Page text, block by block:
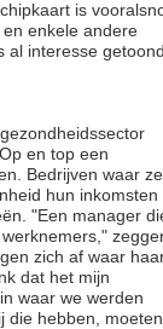
is
enkele andere
al interesse
en top een
Bedrijven waar ze
hun inkomsten
"Een manager
zich af waar
dat het mijn
waar we werden
die hebben, moeten